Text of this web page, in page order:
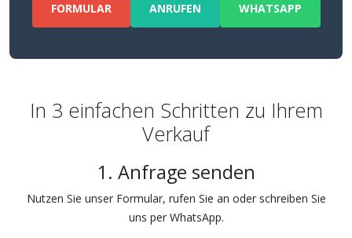
FORMULAR ANRUFEN WHATSAPP
In 3 einfachen Schritten zu Ihrem
Verkauf
1. Anfrage senden
Nutzen Sie unser Formular, rufen Sie an oder schreiben Sie
uns per WhatsApp.